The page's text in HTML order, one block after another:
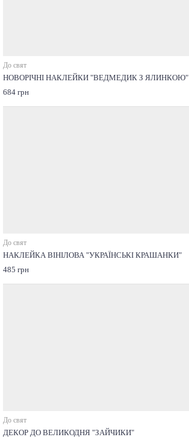
До свят
НОВОРІЧНІ НАКЛЕЙКИ "ВЕДМЕДИК З ЯЛИНКОЮ"
684 грн
До свят
НАКЛЕЙКА ВІНІЛОВА "УКРАЇНСЬКІ КРАШАНКИ"
485 грн
До свят
ДЕКОР ДО ВЕЛИКОДНЯ "ЗАЙЧИКИ"